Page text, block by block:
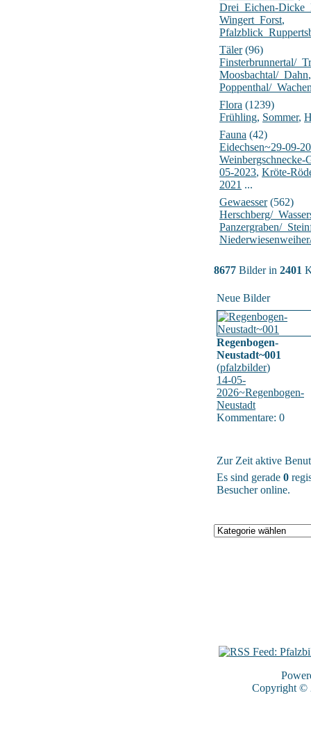
Drei_Eichen-
Wingert_Forst,
Täler(96)
Finsterbrunnertal/
Moosbachtal/_Dahn,
Poppenthal/
Flora (1239)
Frühling, Sommer,
Fauna (42)
Eidechsen~29-09-
Weinbergschnecke-
05-2023, Kröte-
2021 ...
Gewaesser(562)
Herschberg/
Panzergraben/
8677 Bilder in 2401
Neue Bilder
Regenbogen-
Neustadt~001
(pfalzbilder)
14-05-
2026~Regenbogen-
Neustadt
Kommentare: 0
Zur Zeit aktive
Es sind gerade 0
Besucher online.
Copyright ©